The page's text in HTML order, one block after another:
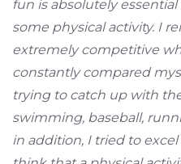
fun is absolutely
some physical activity. I
extremely competitive
constantly compared
trying to catch up with
swimming, baseball,
in addition, I tried to